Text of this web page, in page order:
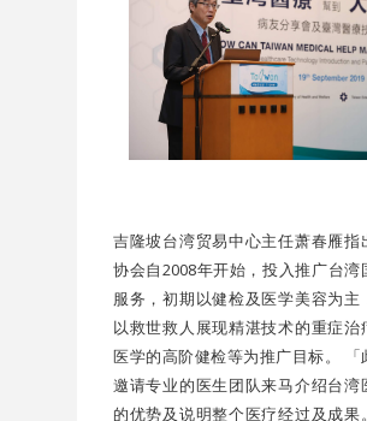
吉隆坡台湾贸易中心主任萧春雁指
协会自2008年开始，投入推广台湾
服务，初期以健检及医学美容为主
以救世救人展现精湛技术的重症治
医学的高阶健检等为推广目标。 「
邀请专业的医生团队来马介绍台湾
的优势及说明整个医疗经过及成果